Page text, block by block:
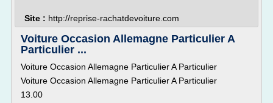
Site : http://reprise-rachatdevoiture.com
Voiture Occasion Allemagne Particulier A
Particulier ...
Voiture Occasion Allemagne Particulier A Particulier
Voiture Occasion Allemagne Particulier A Particulier
13.00